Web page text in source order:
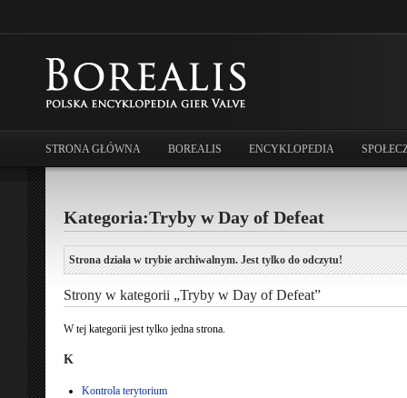
STRONA GŁÓWNA BOREALIS ENCYKLOPEDIA
Kategoria:Tryby w Day of Defeat
Strona działa w trybie archiwalnym. Jest tylko do odczytu!
Strony w kategorii „Tryby w Day of Defeat”
W tej kategorii jest tylko jedna strona.
K
Kontrola terytorium